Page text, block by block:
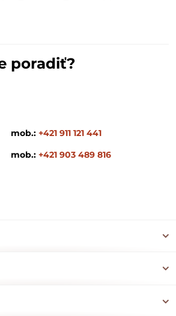
poradiť?
mob.: +421 911 121 441
mob.: +421 903 489 816